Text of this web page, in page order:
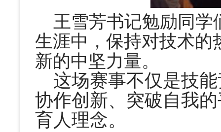
王雪芳书记勉励同
生涯中，保持对技术的
新的中坚力量。
这场赛事不仅是技
协作创新、突破自我
育人理念。